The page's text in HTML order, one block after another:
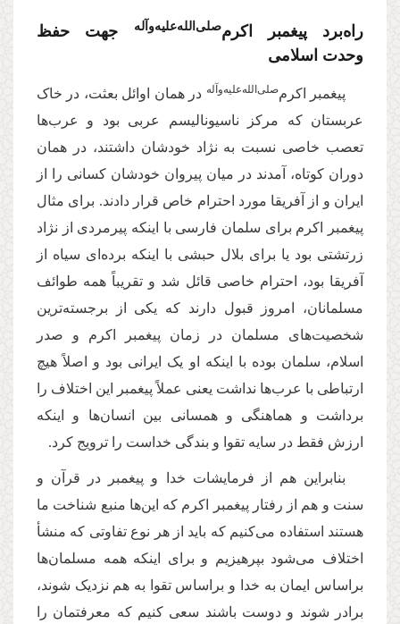
راه‌برد پیغمبر اکرم‌صلی‌‌الله‌‌علیه‌‌و‌‌آله‌‌
جهت حفظ
وحدت اسلامی
پیغمبر اکرم‌صلی‌‌الله‌‌علیه‌‌و‌‌آله‌ در همان اوائل بعثت، در خاک
عربستان که مرکز ناسیونالیسم عربی بود و عرب‌ها
تعصب خاصی نسبت به نژاد خودشان داشتند، در همان
دوران کوتاه، آمدند در میان پیروان خودشان کسانی را از
ایران و از آفریقا مورد احترام خاص قرار دادند. برای مثال
پیغمبر اکرم برای سلمان فارسی با اینکه پیرمردی از نژاد
زرتشتی بود یا برای بلال حبشی با اینکه برده‌ای سیاه از
آفریقا بود، احترام خاصی قائل شد و تقریباً همه طوائف
مسلمانان، امروز قبول دارند که یکی از برجسته‌ترین
شخصیت‌های مسلمان در زمان پیغمبر اکرم و صدر
اسلام، سلمان بوده با اینکه او یک ایرانی بود و اصلاً هیچ
ارتباطی با عرب‌ها نداشت یعنی عملاً پیغمبر این اختلاف را
برداشت و هماهنگی و همسانی بین انسان‌ها و اینکه
ارزش فقط در سایه تقوا و بندگی خداست را ترویج کرد.
بنابراین هم از فرمایشات خدا و پیغمبر در قرآن و
سنت و هم از رفتار پیغمبر اکرم که این‌ها منبع شناخت ما
هستند استفاده می‌کنیم که باید از هر نوع تفاوتی که منشأ
اختلاف می‌شود بپرهیزیم و برای اینکه همه مسلمان‌ها
براساس ایمان به خدا و براساس تقوا به هم نزدیک شوند،
برادر شوند و دوست باشند سعی کنیم که معرفتمان را